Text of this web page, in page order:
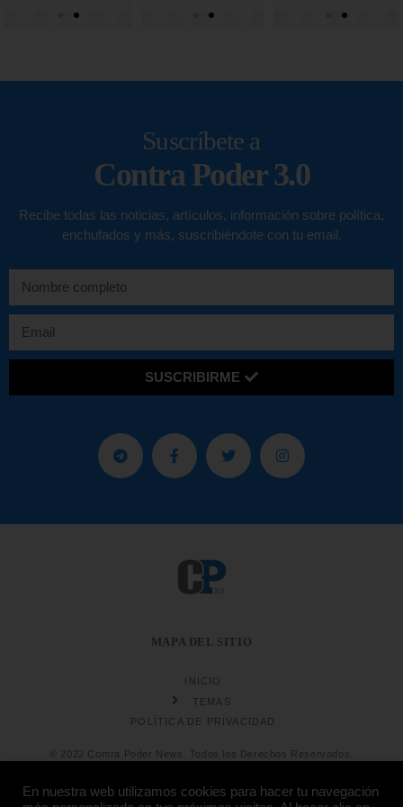
Suscríbete a
Contra Poder 3.0
Recibe todas las noticias, artículos, información sobre política,
enchufados y más, suscribiéndote con tu email.
SUSCRIBIRME
MAPA DEL SITIO
INICIO
TEMAS
POLÍTICA DE PRIVACIDAD
© 2022 Contra Poder News. Todos los Derechos Reservados.
En nuestra web utilizamos cookies para hacer tu navegación